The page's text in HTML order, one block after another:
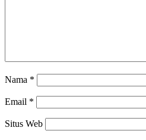
Nama *
Email *
Situs Web